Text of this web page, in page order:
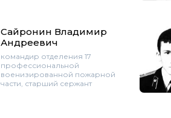
Сайронин Владимир
Андреевич
командир отделения 17
профессиональной
военизированной пожарной
части, старший сержант